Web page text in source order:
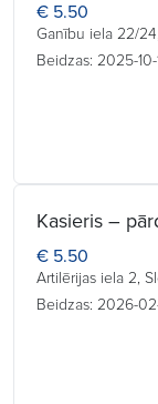
€ 5.50
Ganību iela 22/
Beidzas: 2025-10-
Kasieris –
€ 5.50
Artilērijas iela 2,
Beidzas: 2026-